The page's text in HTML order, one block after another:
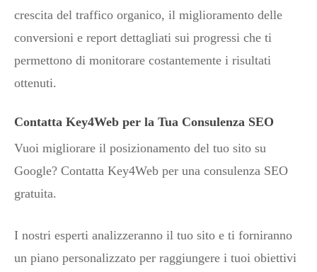
crescita del traffico organico, il miglioramento delle
conversioni e report dettagliati sui progressi che ti
permettono di monitorare costantemente i risultati
ottenuti.
Contatta Key4Web per la Tua Consulenza SEO
Vuoi migliorare il posizionamento del tuo sito su
Google? Contatta Key4Web per una consulenza SEO
gratuita.
I nostri esperti analizzeranno il tuo sito e ti forniranno
un piano personalizzato per raggiungere i tuoi obiettivi